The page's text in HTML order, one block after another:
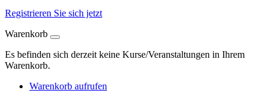
Registrieren Sie sich jetzt
Warenkorb
Es befinden sich derzeit keine Kurse/Veranstaltungen in Ihrem
Warenkorb.
Warenkorb aufrufen